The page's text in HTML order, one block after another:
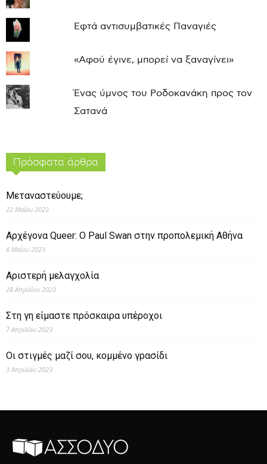
Εφτά αντισυμβατικές Παναγιές
«Αφού έγινε, μπορεί να ξαναγίνει»
Ένας ύμνος του Ροδοκανάκη προς τον
Σατανά
Πρόσφατα άρθρα
Μεταναστεύουμε;
22 Μαΐου 2023
Αρχέγονα Queer: O Paul Swan στην προπολεμική Αθήνα
8 Μαΐου 2023
Αριστερή μελαγχολία
28 Απριλίου 2023
Στη γη είμαστε πρόσκαιρα υπέροχοι
7 Απριλίου 2023
Οι στιγμές μαζί σου, κομμένο γρασίδι
3 Απριλίου 2023